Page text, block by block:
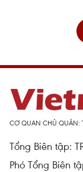
CƠ QUAN CHỦ QUẢN:
Tổng Biên tập:
Phó Tổng Biên